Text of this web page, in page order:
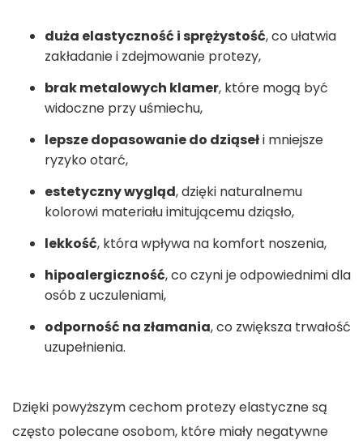
duża elastyczność i sprężystość, co ułatwia
zakładanie i zdejmowanie protezy,
brak metalowych klamer, które mogą być
widoczne przy uśmiechu,
lepsze dopasowanie do dziąsełi mniejsze
ryzyko otarć,
estetyczny wygląd, dzięki naturalnemu
kolorowi materiału imitującemu dziąsło,
lekkość, która wpływa na komfort noszenia,
hipoalergiczność, co czyni je odpowiednimi dla
osób z uczuleniami,
odporność na złamania, co zwiększa trwałość
uzupełnienia.
Dzięki powyższym cechom protezy elastyczne są
często polecane osobom, które miały negatywne